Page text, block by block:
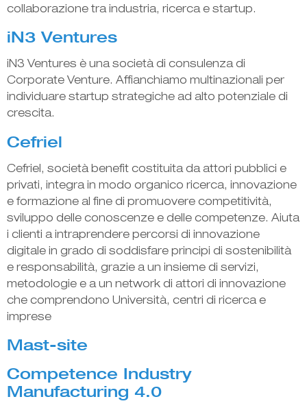
collaborazione tra industria, ricerca e startup.
iN3 Ventures
iN3 Ventures è una società di consulenza di
Corporate Venture. Affianchiamo multinazionali per
individuare startup strategiche ad alto potenziale di
crescita.
Cefriel
Cefriel, società benefit costituita da attori pubblici e
privati, integra in modo organico ricerca, innovazione
e formazione al fine di promuovere competitività,
sviluppo delle conoscenze e delle competenze. Aiuta
i clienti a intraprendere percorsi di innovazione
digitale in grado di soddisfare principi di sostenibilità
e responsabilità, grazie a un insieme di servizi,
metodologie e a un network di attori di innovazione
che comprendono Università, centri di ricerca e
imprese
Mast-site
Competence Industry
Manufacturing 4.0